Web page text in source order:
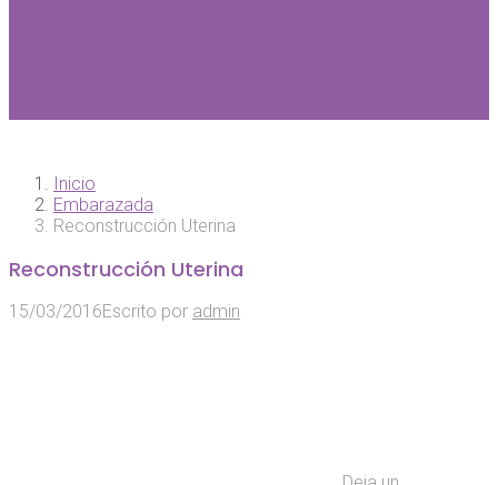
Inicio
Embarazada
Reconstrucción Uterina
Reconstrucción Uterina
15/03/2016Escrito por admin